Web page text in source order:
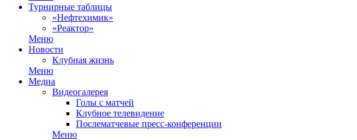
Турнирные таблицы
«Нефтехимик»
«Реактор»
Меню
Новости
Клубная жизнь
Меню
Медиа
Видеогалерея
Голы с матчей
Клубное телевидение
Послематчевые пресс-конференции
Меню